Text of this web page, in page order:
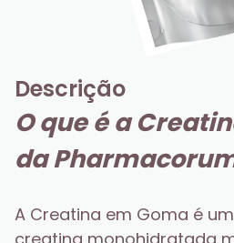
Descrição
O que é a
da
A Creatina em Goma é